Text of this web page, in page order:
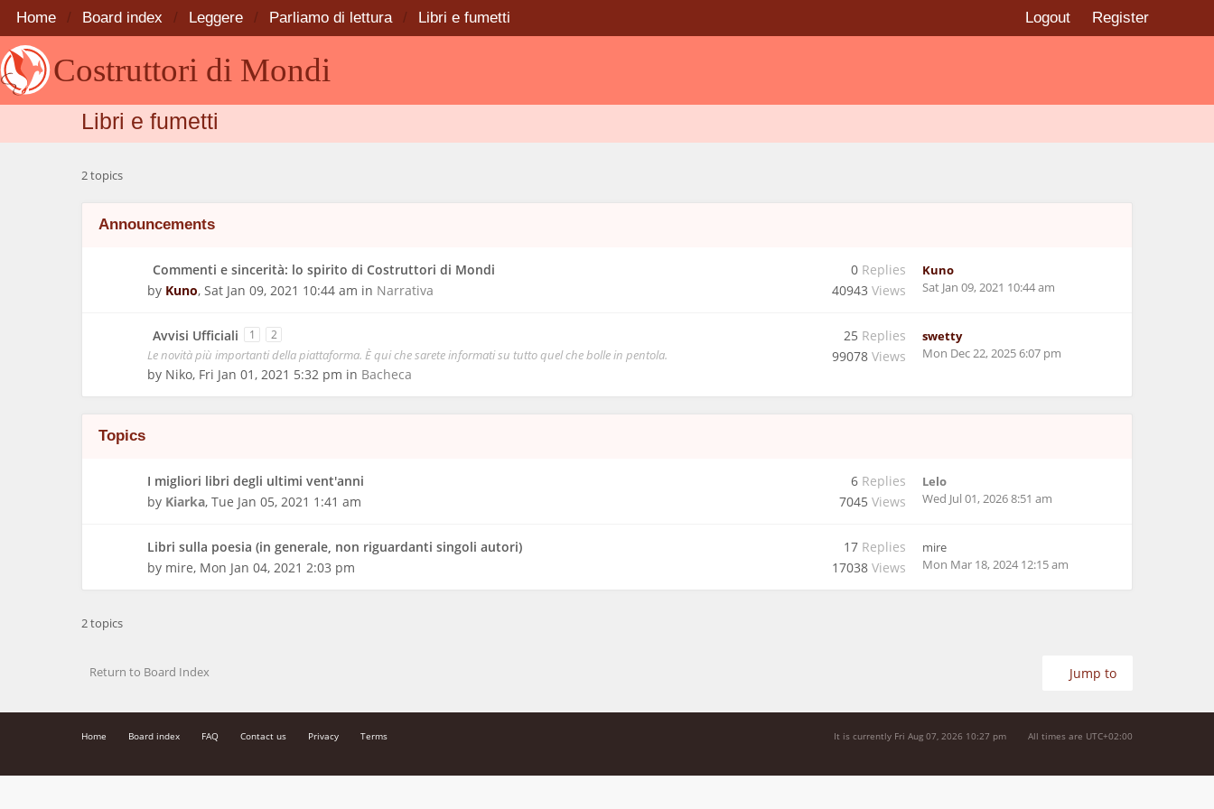
Costruttori di Mondi
Logout Register
Home Board index Leggere Parliamo di lettura Libri e fumetti
Libri e fumetti
2 topics
Announcements
Commenti e sincerità: lo spirito di Costruttori di Mondi
by Kuno, Sat Jan 09, 2021 10:44 am in Narrativa
0 Replies
40943 Views
Kuno
Sat Jan 09, 2021 10:44 am
Avvisi Ufficiali 1 2
Le novità più importanti della piattaforma. È qui che sarete informati su tutto quel che bolle in pentola.
by Niko, Fri Jan 01, 2021 5:32 pm in Bacheca
25 Replies
99078 Views
swetty
Mon Dec 22, 2025 6:07 pm
Topics
I migliori libri degli ultimi vent'anni
by Kiarka, Tue Jan 05, 2021 1:41 am
6 Replies
7045 Views
Lelo
Wed Jul 01, 2026 8:51 am
Libri sulla poesia (in generale, non riguardanti singoli autori)
by mire, Mon Jan 04, 2021 2:03 pm
17 Replies
17038 Views
mire
Mon Mar 18, 2024 12:15 am
2 topics
Return to Board Index Jump to
Home Board index FAQ Contact us Privacy Terms All times are UTC+02:00
It is currently Fri Aug 07, 2026 10:27 pm